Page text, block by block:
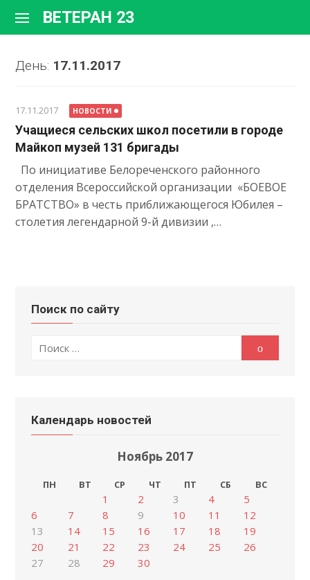
содержимому
ВЕТЕРАН 23
День: 17.11.2017
17.11.2017 НОВОСТИ
Учащиеся сельских школ посетили в городе
Майкоп музей 131 бригады
По инициативе Белореченского районного
отделения Всероссийской организации «БОЕВОЕ
БРАТСТВО» в честь приближающегося Юбилея –
столетия легендарной 9-й дивизии ,…
Поиск по сайту
по:
Календарь новостей
Ноябрь 2017
ПН ВТ СР ЧТ ПТ СБ ВС
1 2 3 4
5
6
7 8 9 10 11
12
13
14 15 16 17 18
19
20
21 22 23 24 25
26
27
28 29 30